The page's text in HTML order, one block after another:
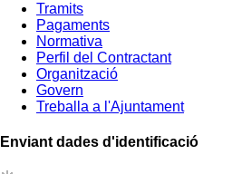
Tramits
Pagaments
Normativa
Perfil del Contractant
Organització
Govern
Treballa a l'Ajuntament
Enviant dades d'identificació